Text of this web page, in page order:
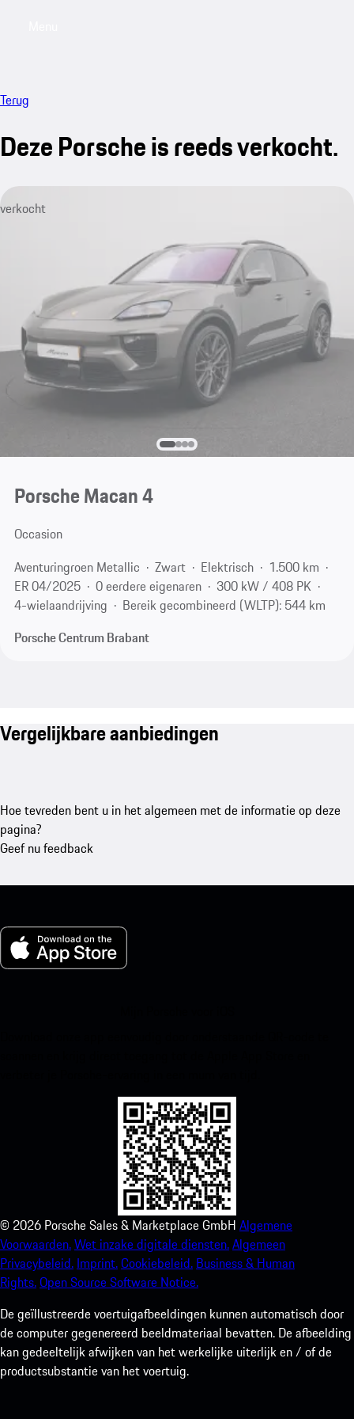
Terug
Deze Porsche is reeds verkocht.
verkocht
Porsche Macan 4
Occasion
Aventuringroen Metallic
Zwart Elektrisch
1.500 km
ER 04/2025
0 eerdere eigenaren
300 kW / 408 PK
4-wielaandrijving
Bereik gecombineerd (WLTP): 544 km
Porsche Centrum Brabant
Vergelijkbare aanbiedingen
Hoe tevreden bent u in het algemeen met de informatie op deze
pagina?
Geef nu feedback
© 2026 Porsche Sales & Marketplace GmbH Algemene
Voorwaarden.Wet inzake digitale diensten.Algemeen
Privacybeleid. Imprint.Cookiebeleid. Business & Human
Rights.Open Source Software Notice.
De geïllustreerde voertuigafbeeldingen kunnen automatisch door
de computer gegenereerd beeldmateriaal bevatten. De afbeelding
kan gedeeltelijk afwijken van het werkelijke uiterlijk en / of de
productsubstantie van het voertuig.